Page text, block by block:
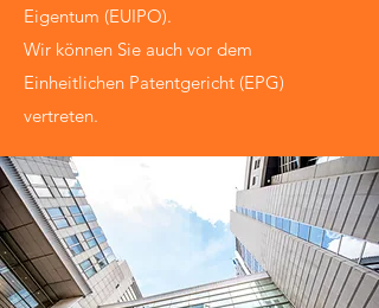
Eigentum (EUIPO).
Wir können Sie auch vor dem
Einheitlichen Patentgericht (EPG)
vertreten.